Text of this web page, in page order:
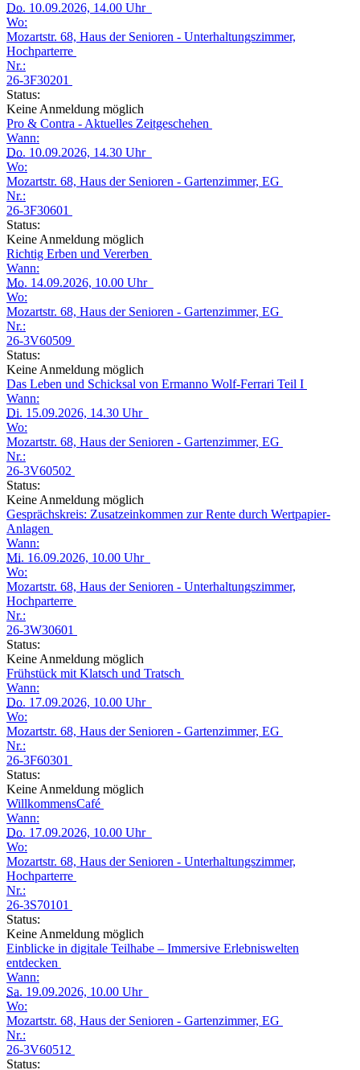
Do. 10.09.2026, 14.00 Uhr
Wo:
Mozartstr. 68, Haus der Senioren - Unterhaltungszimmer,
Hochparterre
Nr.:
26-3F30201
Status:
Keine Anmeldung möglich
Pro & Contra - Aktuelles Zeitgeschehen
Wann:
Do. 10.09.2026, 14.30 Uhr
Wo:
Mozartstr. 68, Haus der Senioren - Gartenzimmer, EG
Nr.:
26-3F30601
Status:
Keine Anmeldung möglich
Richtig Erben und Vererben
Wann:
Mo. 14.09.2026, 10.00 Uhr
Wo:
Mozartstr. 68, Haus der Senioren - Gartenzimmer, EG
Nr.:
26-3V60509
Status:
Keine Anmeldung möglich
Das Leben und Schicksal von Ermanno Wolf-Ferrari Teil I
Wann:
Di. 15.09.2026, 14.30 Uhr
Wo:
Mozartstr. 68, Haus der Senioren - Gartenzimmer, EG
Nr.:
26-3V60502
Status:
Keine Anmeldung möglich
Gesprächskreis: Zusatzeinkommen zur Rente durch Wertpapier-
Anlagen
Wann:
Mi. 16.09.2026, 10.00 Uhr
Wo:
Mozartstr. 68, Haus der Senioren - Unterhaltungszimmer,
Hochparterre
Nr.:
26-3W30601
Status:
Keine Anmeldung möglich
Frühstück mit Klatsch und Tratsch
Wann:
Do. 17.09.2026, 10.00 Uhr
Wo:
Mozartstr. 68, Haus der Senioren - Gartenzimmer, EG
Nr.:
26-3F60301
Status:
Keine Anmeldung möglich
WillkommensCafé
Wann:
Do. 17.09.2026, 10.00 Uhr
Wo:
Mozartstr. 68, Haus der Senioren - Unterhaltungszimmer,
Hochparterre
Nr.:
26-3S70101
Status:
Keine Anmeldung möglich
Einblicke in digitale Teilhabe – Immersive Erlebniswelten
entdecken
Wann:
Sa. 19.09.2026, 10.00 Uhr
Wo:
Mozartstr. 68, Haus der Senioren - Gartenzimmer, EG
Nr.:
26-3V60512
Status: